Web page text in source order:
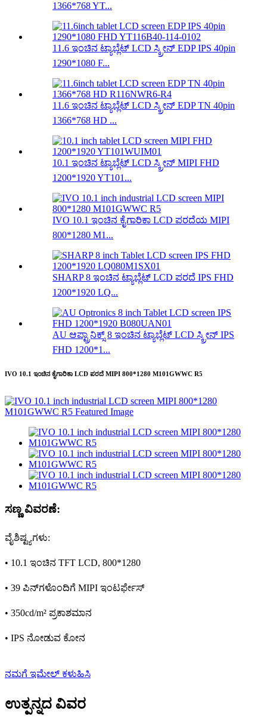
1366*768 YT...
11.6 ಇಂಚಿನ ಟ್ಯಾಬ್ಲೆಟ್ LCD ಸ್ಕ್ರೀನ್ EDP IPS 40pin
1290*1080 F...
11.6 ಇಂಚಿನ ಟ್ಯಾಬ್ಲೆಟ್ LCD ಸ್ಕ್ರೀನ್ EDP TN 40pin
1366*768 HD ...
10.1 ಇಂಚಿನ ಟ್ಯಾಬ್ಲೆಟ್ LCD ಸ್ಕ್ರೀನ್ MIPI FHD
1200*1920 YT101...
IVO 10.1 ಇಂಚಿನ ಕೈಗಾರಿಕಾ LCD ಪರದೆಯ MIPI
800*1280 M1...
SHARP 8 ಇಂಚಿನ ಟ್ಯಾಬ್ಲೆಟ್ LCD ಪರದೆ IPS FHD
1200*1920 LQ...
AU ಆಪ್ಟ್ರಾನಿಕ್ಸ್ 8 ಇಂಚಿನ ಟ್ಯಾಬ್ಲೆಟ್ LCD ಸ್ಕ್ರೀನ್ IPS
FHD 1200*1...
IVO 10.1 ಇಂಚಿನ ಕೈಗಾರಿಕಾ LCD ಪರದೆ MIPI 800*1280 M101GWWC R5
ಸಣ್ಣ ವಿವರಣೆ:
ವೈಶಿಷ್ಟ್ಯಗಳು:
• 10.1 ಇಂಚಿನ TFT LCD, 800*1280
• 39 ಪಿನ್‌ಗಳೊಂದಿಗೆ MIPI ಇಂಟರ್ಫೇಸ್
• 350cd/m² ಪ್ರಕಾಶಮಾನ
• IPS ನೋಡುವ ಕೋನ
ನಮಗೆ ಇಮೇಲ್ ಕಳುಹಿಸಿ
ಉತ್ಪನ್ನದ ವಿವರ